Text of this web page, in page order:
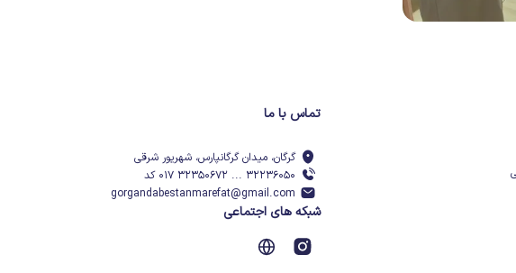
تماس با ما
گرگان، میدان گرگانپارس، شهریور شرقی
۳۲۲۳۶۰۵۰ ... ۳۲۳۵۰۶۷۲ ۰۱۷ کد
gorgandabestanmarefat@gmail.com
شبکه های اجتماعی